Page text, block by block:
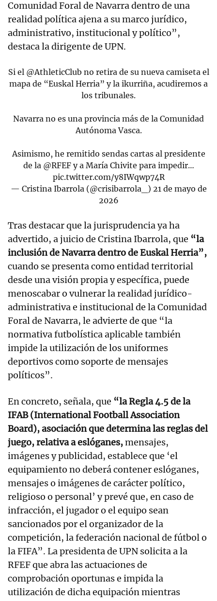
Comunidad Foral de Navarra dentro de una
realidad política ajena a su marco jurídico,
administrativo, institucional y político”,
destaca la dirigente de UPN.
Si el @AthleticClub no retira de su nueva camiseta el
mapa de “Euskal Herria” y la ikurriña, acudiremos a
los tribunales.
Navarra no es una provincia más de la Comunidad
Autónoma Vasca.
Asimismo, he remitido sendas cartas al presidente
de la @RFEFy a María Chivite para impedir…
pic.twitter.com/y8IWqwp74R
— Cristina Ibarrola (@crisibarrola_) 21 de mayo de
2026
Tras destacar que la jurisprudencia ya ha
advertido, a juicio de Cristina Ibarrola, que “la
inclusión de Navarra dentro de Euskal Herria”,
cuando se presenta como entidad territorial
desde una visión propia y específica, puede
menoscabar o vulnerar la realidad jurídico-
administrativa e institucional de la Comunidad
Foral de Navarra, le advierte de que “la
normativa futbolística aplicable también
impide la utilización de los uniformes
deportivos como soporte de mensajes
políticos”.
En concreto, señala, que “la Regla 4.5 de la
IFAB (International Football Association
Board), asociación que determina las reglas del
juego, relativa a eslóganes,mensajes,
imágenes y publicidad, establece que ‘el
equipamiento no deberá contener eslóganes,
mensajes o imágenes de carácter político,
religioso o personal’ y prevé que, en caso de
infracción, el jugador o el equipo sean
sancionados por el organizador de la
competición, la federación nacional de fútbol o
la FIFA”. La presidenta de UPN solicita a la
RFEF que abra las actuaciones de
comprobación oportunas e impida la
utilización de dicha equipación mientras